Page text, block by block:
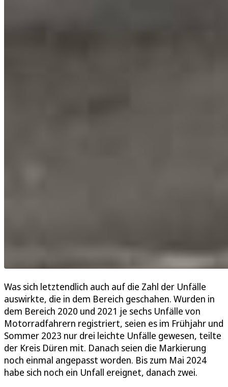
Was sich letztendlich auch auf die Zahl der Unfälle
auswirkte, die in dem Bereich geschahen. Wurden in
dem Bereich 2020 und 2021 je sechs Unfälle von
Motorradfahrern registriert, seien es im Frühjahr und
Sommer 2023 nur drei leichte Unfälle gewesen, teilte
der Kreis Düren mit. Danach seien die Markierung
noch einmal angepasst worden. Bis zum Mai 2024
habe sich noch ein Unfall ereignet, danach zwei.